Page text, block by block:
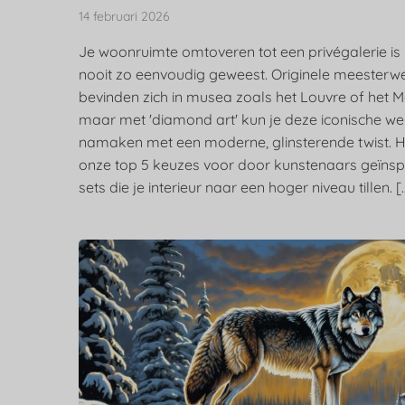
14 februari 2026
Je woonruimte omtoveren tot een privégalerie is
nooit zo eenvoudig geweest. Originele
bevinden zich in musea zoals het Louvre of het
maar met 'diamond art' kun je deze iconische
namaken met een moderne, glinsterende twist.
onze top 5 keuzes voor door kunstenaars
sets die je interieur naar een hoger niveau tillen.